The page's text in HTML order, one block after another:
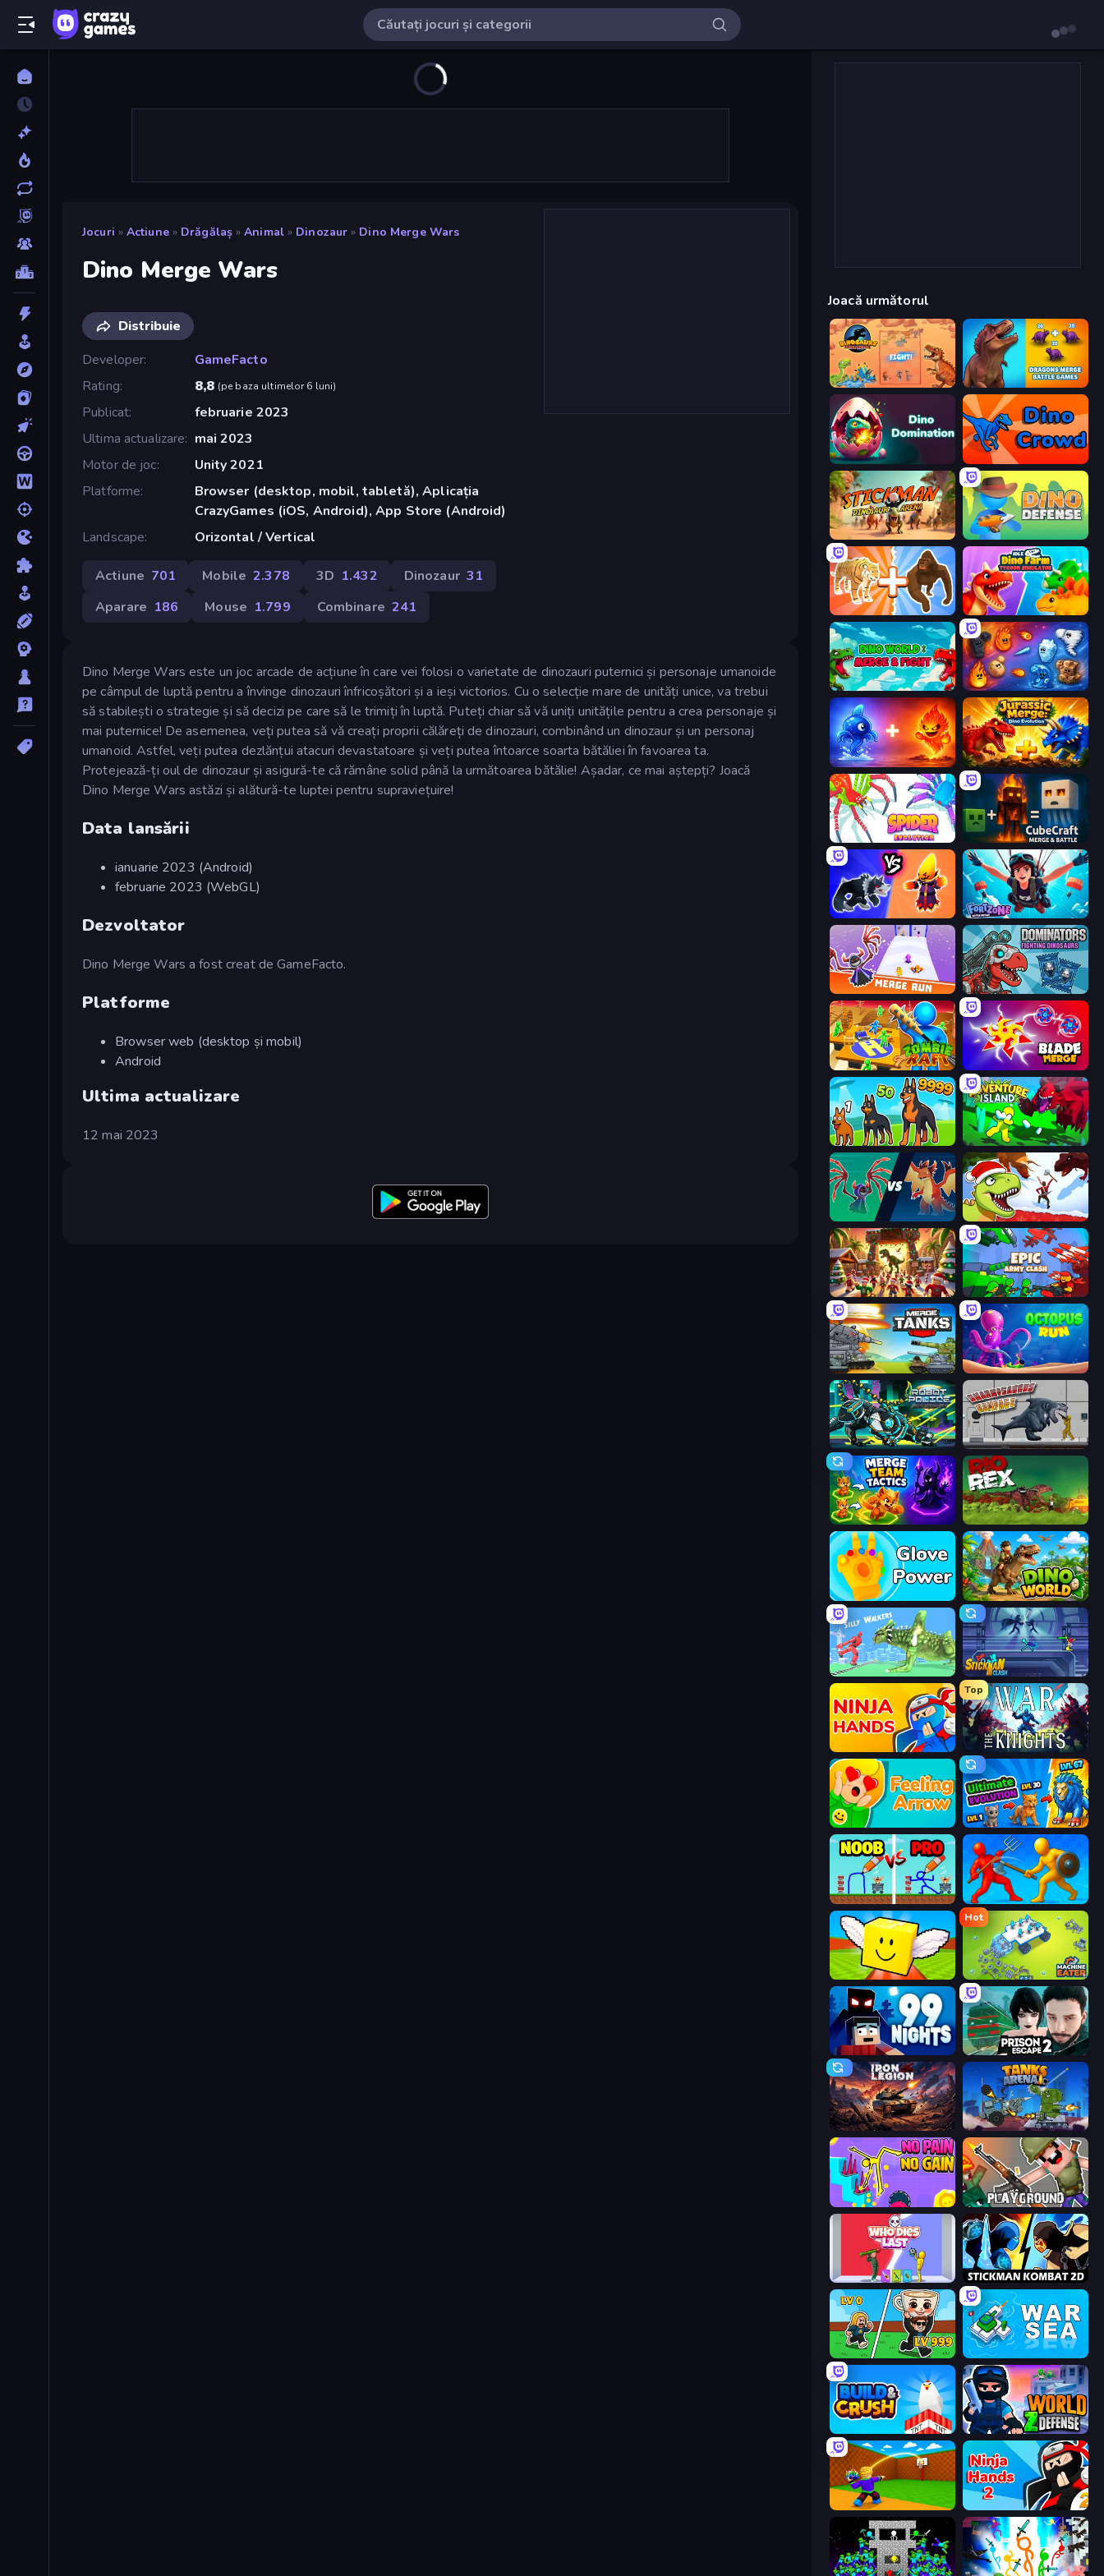
Jocuri » Actiune » Drăgălaș » Animal » Dinozaur » Dino Merge Wars
Dino Merge Wars
Distribuie
Developer
GameFacto
Rating
8,8 (pe baza ultimelor 6 luni)
Publicat
februarie 2023
Ultima actualizare
mai 2023
Motor de joc
Unity 2021
Platforme
Browser (desktop, mobil, tabletă), Aplicația
CrazyGames (iOS, Android), App Store (Android)
Landscape
Orizontal / Vertical
Actiune 701 Mobile 2.378 3D 1.432 Dinozaur 31
Aparare 186 Mouse 1.799 Combinare 241
Dino Merge Wars este un joc arcade de acțiune în care vei folosi o varietate de dinozauri puternici și personaje umanoide
pe câmpul de luptă pentru a învinge dinozauri înfricoșători și a ieși victorios. Cu o selecție mare de unități unice, va trebui
să stabilești o strategie și să decizi pe care să le trimiți în luptă. Puteți chiar să vă uniți unitățile pentru a crea personaje și
mai puternice! De asemenea, veți putea să vă creați proprii călăreți de dinozauri, combinând un dinozaur și un personaj
umanoid. Astfel, veți putea dezlănțui atacuri devastatoare și veți putea întoarce soarta bătăliei în favoarea ta.
Protejează-ți oul de dinozaur și asigură-te că rămâne solid până la următoarea bătălie! Așadar, ce mai aștepți? Joacă
Dino Merge Wars astăzi și alătură-te luptei pentru supraviețuire!
Data lansării
ianuarie 2023 (Android)
februarie 2023 (WebGL)
Dezvoltator
Dino Merge Wars a fost creat de GameFacto.
Platforme
Browser web (desktop și mobil)
Android
Ultima actualizare
12 mai 2023
Joacă următorul
Dinosaurs Merge Master Dragons Merge: Battle Games
Dino Domination Dino Crowd
Stickman: Dinosaur Arena Dino Defense
Animal DNA Run Idle Dino Farm Tycoon Simulator 3D
Dino World: Merge & Fight Elemental Merge
Elemental Monsters: Merge Jurassic Merge: Dino Evolution
Spider Evolution: Runner Game CubeCraft: Merge & Battle
Merge Battle Tactics Fortzone Battle Royale
Merge Run Dominators: Fighting Dinosaurs
Zombie Raft Blade Merge
Dogs vs Aliens Adventure Island 2D
Monster Battle Dino Survival: 3D Simulator
My Dinoland Epic Army Clash
Merge Master Tanks: Tank Wars OctopusRun
Robot Police Iron Panther Sharkosaurus Rampage
Merge Team Tactics Rio Rex
Glove Power Dino World
Silly Walkers Stickman Clash
Ninja Hands
Top
War the Knights
Feeling Arrow Ultimate Evolution
DOP Noob: Draw to Save Epic Sword Battle! Fight in Arena
Lucky Brainrot Blocks Online
Hot
Machine Eater
99 Nights (Bloxd.io) Prison Escape 2
Iron Legion Tanks Arena io: Craft & Combat
No Pain No Gain - Ragdoll Sandbox Playground
Who Dies Last? Stickman Kombat 2D
Brainrot Arena Online War Sea
Build and Crush World Z Defense - Zombie Defense
Throw a Lucky Block Ninja Hands 2